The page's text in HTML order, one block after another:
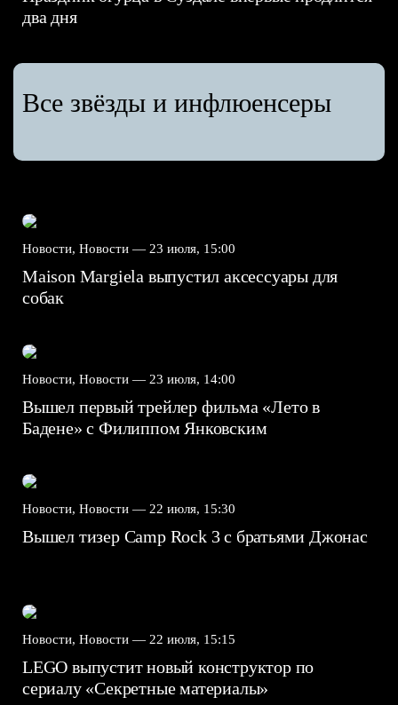
два дня
Все звёзды и инфлюенсеры
Новости, Новости — 23 июля, 15:00
Maison Margiela выпустил аксессуары для
собак
Новости, Новости — 23 июля, 14:00
Вышел первый трейлер фильма «Лето в
Бадене» с Филиппом Янковским
Новости, Новости — 22 июля, 15:30
Вышел тизер Camp Rock 3 с братьями Джонас
Новости, Новости — 22 июля, 15:15
LEGO выпустит новый конструктор по
сериалу «Секретные материалы»